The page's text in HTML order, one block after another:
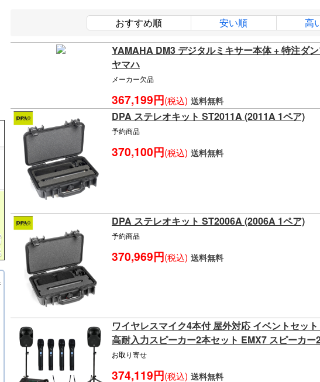
おすすめ順 安い順 高
YAMAHA DM3 デジタルミキサー本体 + 特注ダ
ヤマハ
メーカー欠品
367,199円(税込) 送料無料
DPA ステレオキット ST2011A (2011A 1ペア)
予約商品
370,100円(税込) 送料無料
DPA ステレオキット ST2006A (2006A 1ペア)
予約商品
370,969円(税込) 送料無料
ワイヤレスマイク4本付 屋外対応 イベントセッ
高耐入力スピーカー2本セット EMX7 スピーカー
お取り寄せ
374,119円(税込) 送料無料